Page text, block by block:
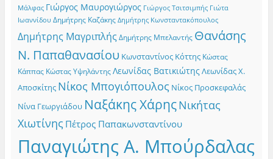
Μάλφας Γιώργος Μαυρογιώργος Γιώργος Τσιτσιμπής Γιώτα
Ιωαννίδου Δημήτρης Καζάκης Δημήτρης Κωνσταντακόπουλος
Δημήτρης Μαγριπλής Δημήτρης Μπελαντής Θανάσης
Ν. Παπαθανασίου Κωνσταντίνος Κόττης Κώστας
Κάππας Κώστας Υψηλάντης Λεωνίδας ΒατικιώτηςΛεωνίδας Χ.
Αποσκίτης Νίκος Μπογιόπουλος Νίκος Προσκεφαλάς
Νίνα Γεωργιάδου Ναξάκης ΧάρηςΝικήτας
Χιωτίνης Πέτρος Παπακωνσταντίνου
Παναγιώτης Α. Μπούρδαλας